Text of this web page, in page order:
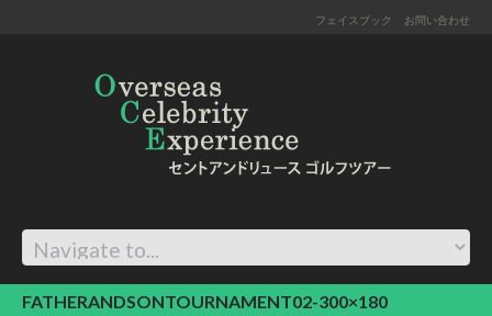
フェイスブック お問い合わせ
FATHERANDSONTOURNAMENT02-300×180